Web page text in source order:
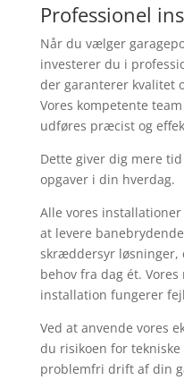
Professionel
Når du vælger
investerer du i
der garanterer kvalitet
Vores kompetente
udføres præcist og
Dette giver dig mere
opgaver i din hverdag.
Alle vores
at levere
skræddersyr løsninger,
behov fra dag ét.
installation fungerer
Ved at anvende vores
du risikoen for
problemfri drift af din